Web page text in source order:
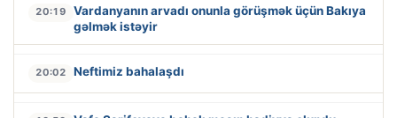
20:19
Vardanyanın arvadı onunla görüşmək üçün Bakıya
gəlmək istəyir
20:02 Neftimiz bahalaşdı